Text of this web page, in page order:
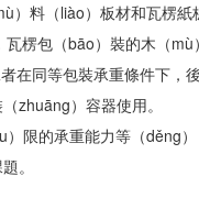
）料（liào）板材和瓦楞紙
楞包（bāo）裝的木（mù
在同等包裝承重條件下，
zhuāng）容器使用。
限的承重能力等（děng
。